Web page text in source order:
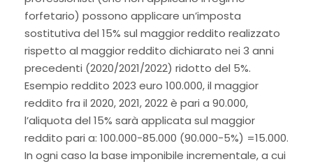
forfetario) possono applicare un’imposta
sostitutiva del 15% sul maggior reddito realizzato
rispetto al maggior reddito dichiarato nei 3 anni
precedenti (2020/2021/2022) ridotto del 5%.
Esempio reddito 2023 euro 100.000, il maggior
reddito fra il 2020, 2021, 2022 è pari a 90.000,
l’aliquota del 15% sarà applicata sul maggior
reddito pari a: 100.000-85.000 (90.000-5%) =15.000.
In ogni caso la base imponibile incrementale, a cui